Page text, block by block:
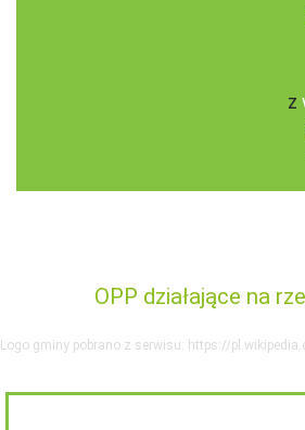
z
OPP działające na
Logo gminy pobrano z serwisu: https://